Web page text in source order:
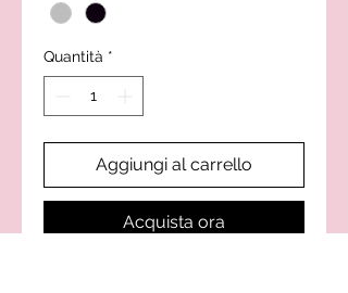
Quantità *
Aggiungi al carrello
Acquista ora